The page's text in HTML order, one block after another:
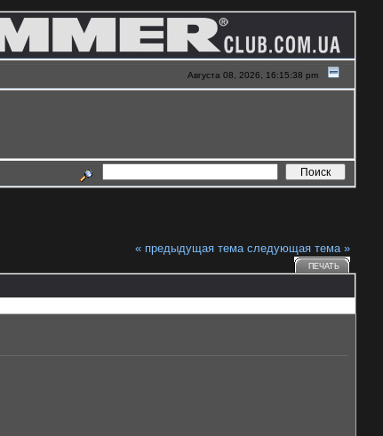
Августа 08, 2026, 16:15:38 pm
« предыдущая тема следующая тема »
ПЕЧАТЬ